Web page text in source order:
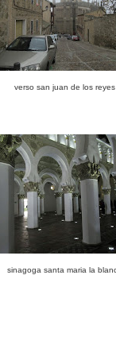
verso san juan de los reyes
sinagoga santa maria la